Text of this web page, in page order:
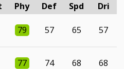
Phy Def Spd Dri
79 57 65 57
77 74 68 68